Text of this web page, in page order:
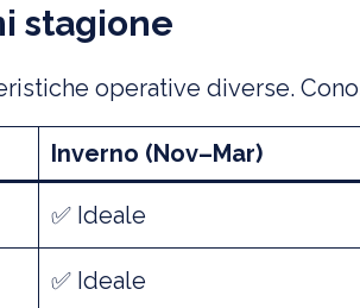
stagione
operative diverse.
Inverno (Nov–Mar)
✅ Ideale
✅ Ideale